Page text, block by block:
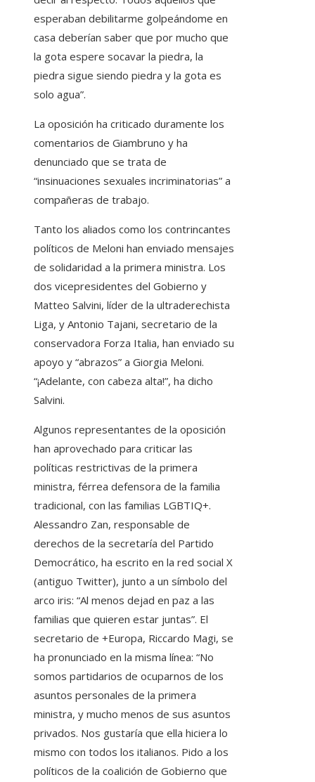
esperaban debilitarme golpeándome en
casa deberían saber que por mucho que
la gota espere socavar la piedra, la
piedra sigue siendo piedra y la gota es
solo agua”.
La oposición ha criticado duramente los
comentarios de Giambruno y ha
denunciado que se trata de
“insinuaciones sexuales incriminatorias” a
compañeras de trabajo.
Tanto los aliados como los contrincantes
políticos de Meloni han enviado mensajes
de solidaridad a la primera ministra. Los
dos vicepresidentes del Gobierno y
Matteo Salvini, líder de la ultraderechista
Liga, y Antonio Tajani, secretario de la
conservadora Forza Italia, han enviado su
apoyo y “abrazos” a Giorgia Meloni.
“¡Adelante, con cabeza alta!”, ha dicho
Salvini.
Algunos representantes de la oposición
han aprovechado para criticar las
políticas restrictivas de la primera
ministra, férrea defensora de la familia
tradicional, con las familias LGBTIQ+.
Alessandro Zan, responsable de
derechos de la secretaría del Partido
Democrático, ha escrito en la red social X
(antiguo Twitter), junto a un símbolo del
arco iris: “Al menos dejad en paz a las
familias que quieren estar juntas”. El
secretario de +Europa, Riccardo Magi, se
ha pronunciado en la misma línea: “No
somos partidarios de ocuparnos de los
asuntos personales de la primera
ministra, y mucho menos de sus asuntos
privados. Nos gustaría que ella hiciera lo
mismo con todos los italianos. Pido a los
políticos de la coalición de Gobierno que